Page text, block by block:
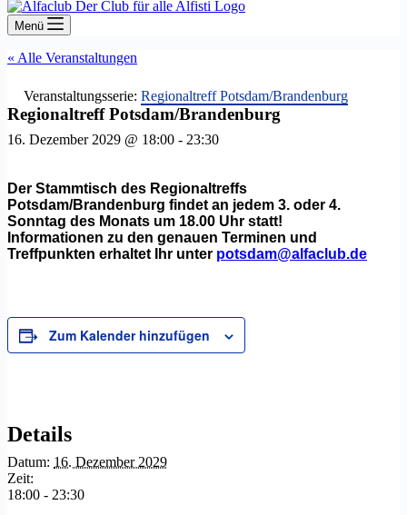
Menü
« Alle Veranstaltungen
Veranstaltungsserie: Regionaltreff Potsdam/Brandenburg
Regionaltreff Potsdam/Brandenburg
16. Dezember 2029 @ 18:00 - 23:30
Der Stammtisch des Regionaltreffs
Potsdam/Brandenburg findet an jedem 3. oder 4.
Sonntag des Monats um 18.00 Uhr statt!
Informationen zu den genauen Terminen und
Treffpunkten erhaltet Ihr unter potsdam@alfaclub.de
Zum Kalender hinzufügen
Details
Datum: 16. Dezember 2029
Zeit:
18:00 - 23:30